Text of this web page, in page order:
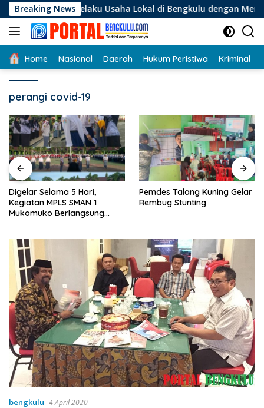
Langsung
ke
konten
Breaking News
Pelaku Usaha Lokal di Bengkulu dengan Meningkatkan
Home Nasional Daerah Hukum Peristiwa Kriminal
perangi covid-19
Digelar Selama 5 Hari,
Kegiatan MPLS SMAN 1
Mukomuko Berlangsung
Pemdes Talang Kuning Gelar
Rembug Stunting
bengkulu 4 April 2020